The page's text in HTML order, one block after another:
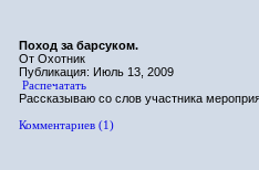
Поход за барсуком.
От Охотник
Публикация: Июль 13, 2009
Распечатать
Рассказываю со слов участника
Комментариев (1)